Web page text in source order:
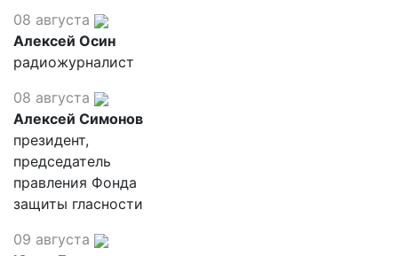
08 августа
Алексей Осин
радиожурналист
08 августа
Алексей Симонов
президент,
председатель
правления Фонда
защиты гласности
09 августа